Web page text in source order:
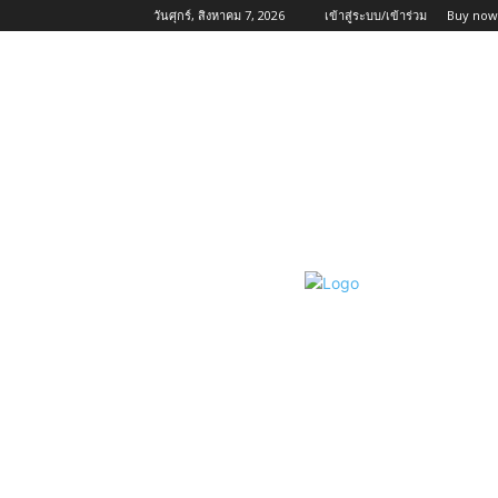
วันศุกร์, สิงหาคม 7, 2026 เข้าสู่ระบบ/เข้าร่วม Buy